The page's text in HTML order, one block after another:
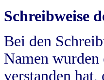
Schreibweise
Bei den
Namen
verstanden hat,